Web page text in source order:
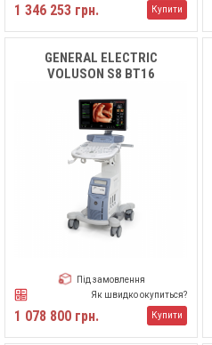
1 346 253 грн. Купити
GENERAL ELECTRIC
VOLUSON S8 BT16
Під замовлення
Як швидко окупиться?
1 078 800 грн. Купити